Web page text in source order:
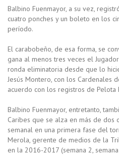
Balbino Fuenmayor, a su vez,
cuatro ponches y un boleto en los
período.
El carabobeño, de esa forma, se
gana al menos tres veces el
ronda eliminatoria desde que lo
Jesús Montero, con los Cardenales
acuerdo con los registros de Pelota
Balbino Fuenmayor, entretanto,
Caribes que se alza en más de dos
semanal en una primera fase del
Merola, gerente de medios de la
en la 2016-2017 (semana 2,